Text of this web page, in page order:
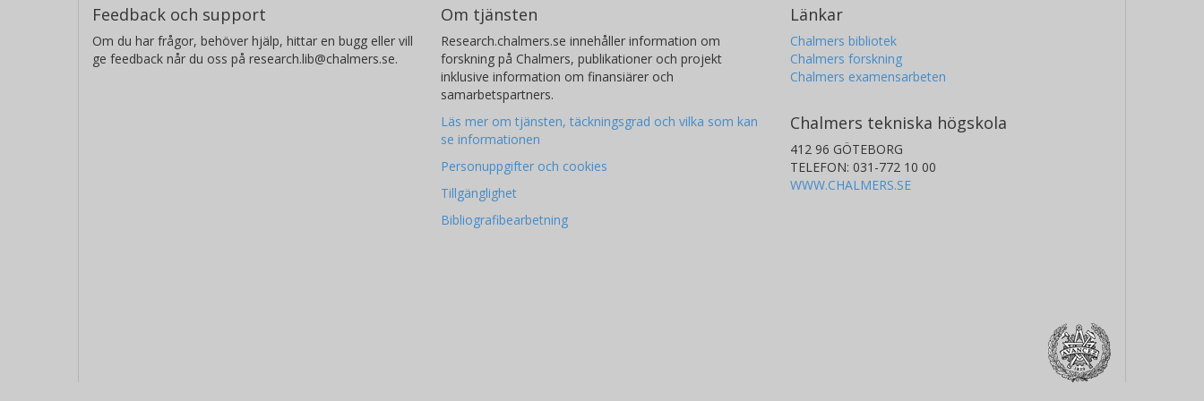
Feedback och support
Om du har frågor, behöver hjälp, hittar en bugg eller vill
ge feedback når du oss på research.lib@chalmers.se.
Om tjänsten
Research.chalmers.se innehåller information om
forskning på Chalmers, publikationer och projekt
inklusive information om finansiärer och
samarbetspartners.
Läs mer om tjänsten, täckningsgrad och vilka som kan
se informationen
Personuppgifter och cookies
Tillgänglighet
Bibliografibearbetning
Länkar
Chalmers bibliotek
Chalmers forskning
Chalmers examensarbeten
Chalmers tekniska högskola
412 96 GÖTEBORG
TELEFON: 031-772 10 00
WWW.CHALMERS.SE